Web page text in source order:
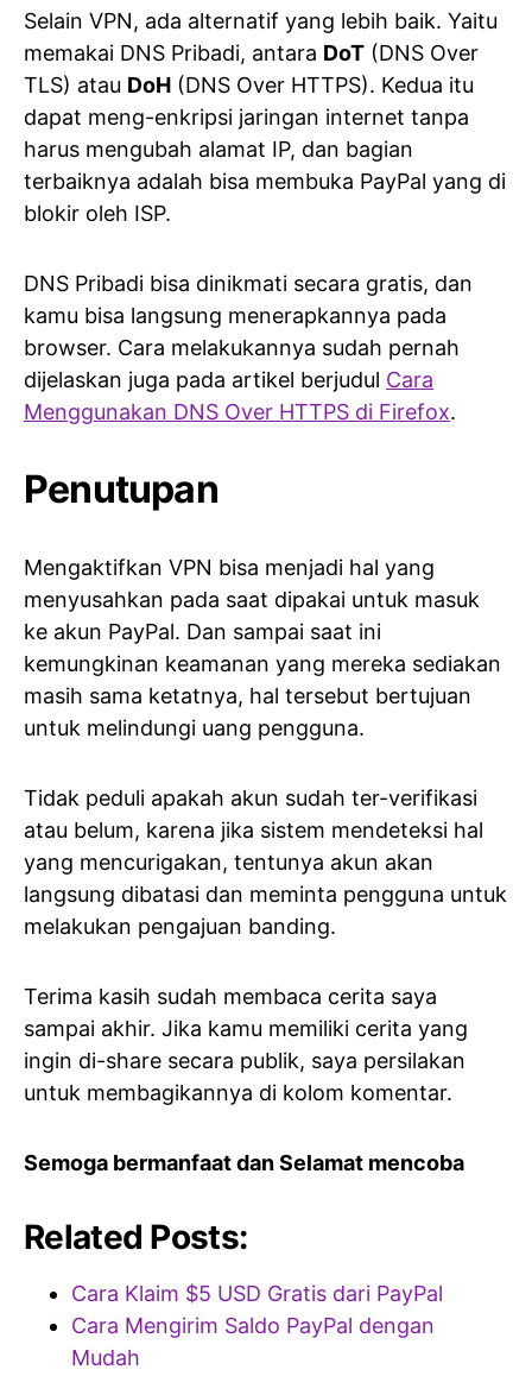
Selain VPN, ada alternatif yang lebih baik. Yaitu
memakai DNS Pribadi, antara DoT (DNS Over
TLS) atau DoH (DNS Over HTTPS). Kedua itu
dapat meng-enkripsi jaringan internet tanpa
harus mengubah alamat IP, dan bagian
terbaiknya adalah bisa membuka PayPal yang di
blokir oleh ISP.
DNS Pribadi bisa dinikmati secara gratis, dan
kamu bisa langsung menerapkannya pada
browser. Cara melakukannya sudah pernah
dijelaskan juga pada artikel berjudul Cara
Menggunakan DNS Over HTTPS di Firefox.
Penutupan
Mengaktifkan VPN bisa menjadi hal yang
menyusahkan pada saat dipakai untuk masuk
ke akun PayPal. Dan sampai saat ini
kemungkinan keamanan yang mereka sediakan
masih sama ketatnya, hal tersebut bertujuan
untuk melindungi uang pengguna.
Tidak peduli apakah akun sudah ter-verifikasi
atau belum, karena jika sistem mendeteksi hal
yang mencurigakan, tentunya akun akan
langsung dibatasi dan meminta pengguna untuk
melakukan pengajuan banding.
Terima kasih sudah membaca cerita saya
sampai akhir. Jika kamu memiliki cerita yang
ingin di-share secara publik, saya persilakan
untuk membagikannya di kolom komentar.
Semoga bermanfaat dan Selamat mencoba
Related Posts:
Cara Klaim $5 USD Gratis dari PayPal
Cara Mengirim Saldo PayPal dengan
Mudah